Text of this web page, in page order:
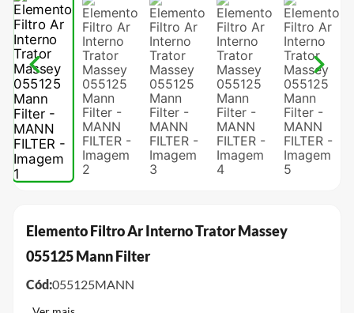
Elemento Filtro Ar Interno Trator Massey
055125 Mann Filter
Cód:055125MANN